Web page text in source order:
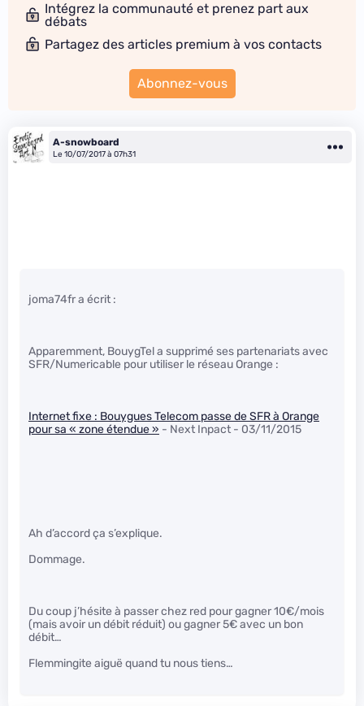
Intégrez la communauté et prenez part aux
débats
Partagez des articles premium à vos contacts
Abonnez-vous
A-snowboard
Le 10/07/2017 à 07h31
joma74fr a écrit :
Apparemment, BouygTel a supprimé ses partenariats avec
SFR/Numericable pour utiliser le réseau Orange :
Internet fixe : Bouygues Telecom passe de SFR à Orange
pour sa « zone étendue » - Next Inpact - 03/11/2015
Ah d’accord ça s’explique.
Dommage.
Du coup j’hésite à passer chez red pour gagner 10€/mois
(mais avoir un débit réduit) ou gagner 5€ avec un bon
débit…
Flemmingite aiguë quand tu nous tiens…